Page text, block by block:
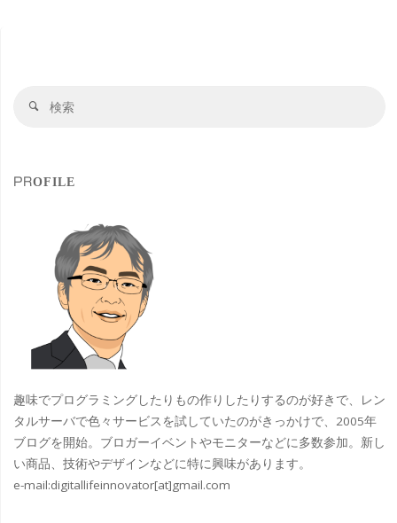
て
食
す
優
堂
ホ
ヤ
検
PROFILE
趣味でプログラミングしたりもの作りしたりするのが好きで、レン
タルサーバで色々サービスを試していたのがきっかけで、2005年
ブログを開始。ブロガーイベントやモニターなどに多数参加。新し
い商品、技術やデザインなどに特に興味があります。
e-mail:digitallifeinnovator[at]gmail.com